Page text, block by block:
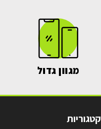
מגוון גדול
קטגוריות